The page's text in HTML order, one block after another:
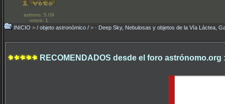
astrons: 5.09
votos: 1
INICIO > / objeto astronómico / > · Deep Sky, Nebulosas y objetos de la Vía Láctea,
RECOMENDADOS desde el foro astrónomo.org